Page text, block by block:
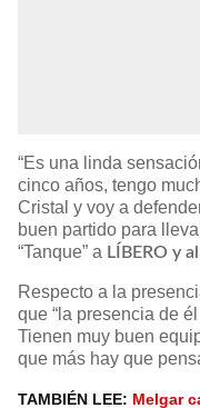
“Es una linda
cinco años, tengo
Cristal y voy a
buen partido para
“Tanque” a LÍBERO y
Respecto a la
que “la presencia de
Tienen muy buen
que más hay que
TAMBIÉN LEE: Melgar